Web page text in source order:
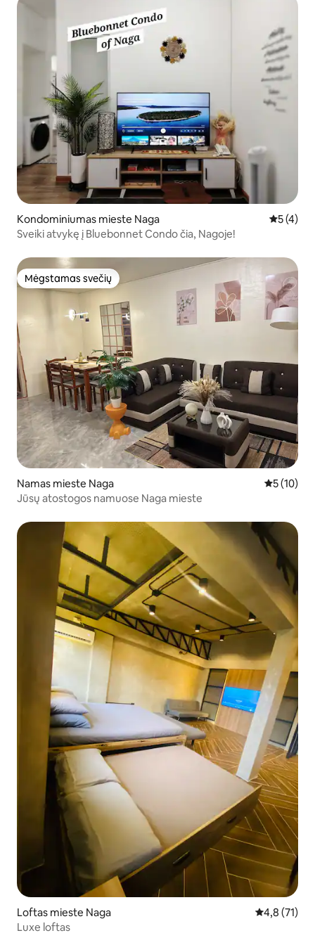
Kondominiumas mieste Naga Vidutinis
5 (4)
Sveiki atvykę į Bluebonnet Condo čia, Nagoje!
Mėgstamas svečių
Mėgstamas svečių
Namas mieste Naga Vidutinis
5 (10)
Jūsų atostogos namuose Naga mieste
Loftas mieste Naga Vidutinis
4,8 (71)
Luxe loftas